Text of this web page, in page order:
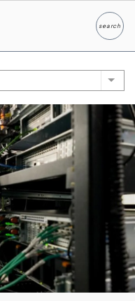
search
検索
List